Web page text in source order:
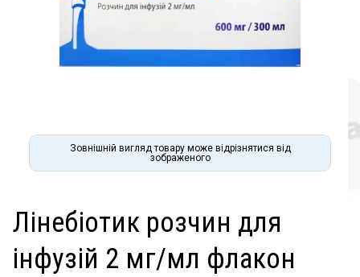
Зовнішній вигляд товару може відрізнятися від
зображеного
лінебіотик розчин для
інфузій 2 мг/мл флакон